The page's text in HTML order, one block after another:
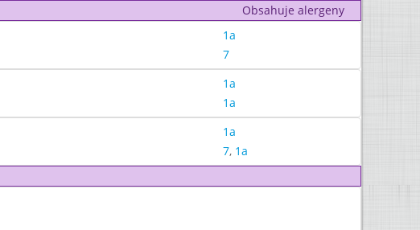
Obsahuje alergeny
1a
7
1a
1a
1a
7, 1a